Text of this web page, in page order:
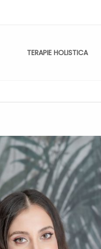
TERAPIE HOLISTICA